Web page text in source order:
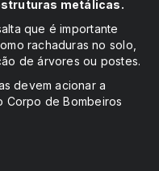
metálicas.
que é importante
rachaduras no solo,
de árvores ou postes.
devem acionar a
Corpo de Bombeiros